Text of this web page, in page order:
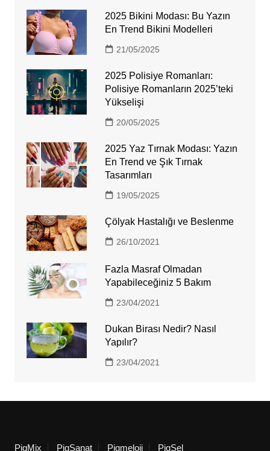
2025 Bikini Modası: Bu Yazın
En Trend Bikini Modelleri
21/05/2025
2025 Polisiye Romanları:
Polisiye Romanların 2025’teki
Yükselişi
20/05/2025
2025 Yaz Tırnak Modası: Yazın
En Trend ve Şık Tırnak
Tasarımları
19/05/2025
Çölyak Hastalığı ve Beslenme
26/10/2021
Fazla Masraf Olmadan
Yapabileceğiniz 5 Bakım
23/04/2021
Dukan Birası Nedir? Nasıl
Yapılır?
23/04/2021
PigMix PigSanat Pigmeloji PigSel